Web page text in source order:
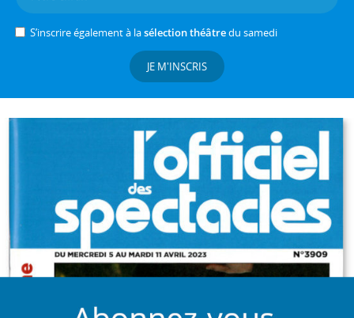
S’inscrire également à lasélection théâtredu samedi
JE M'INSCRIS